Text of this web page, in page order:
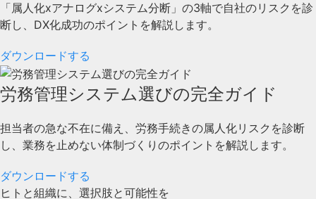
「属人化xアナログxシステム分断」の3軸で自社のリスクを診
断し、DX化成功のポイントを解説します。
ダウンロードする
労務管理システム選びの完全ガイド
担当者の急な不在に備え、労務手続きの属人化リスクを診断
し、業務を止めない体制づくりのポイントを解説します。
ダウンロードする
ヒトと組織に、選択肢と可能性を